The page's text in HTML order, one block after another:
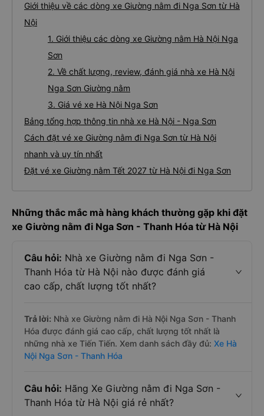
Giới thiệu về các dòng xe Giường nằm đi Nga Sơn từ Hà
Nội
1. Giới thiệu các dòng xe Giường nằm Hà Nội Nga
Sơn
2. Về chất lượng, review, đánh giá nhà xe Hà Nội
Nga Sơn Giường nằm
3. Giá vé xe Hà Nội Nga Sơn
Bảng tổng hợp thông tin nhà xe Hà Nội - Nga Sơn
Cách đặt vé xe Giường nằm đi Nga Sơn từ Hà Nội
nhanh và uy tín nhất
Đặt vé xe Giường nằm Tết 2027 từ Hà Nội đi Nga Sơn
Những thắc mắc mà hàng khách thường gặp khi đặt
xe Giường nằm đi Nga Sơn - Thanh Hóa từ Hà Nội
Câu hỏi: Nhà xe Giường nằm đi Nga Sơn -
Thanh Hóa từ Hà Nội nào được đánh giá
cao cấp, chất lượng tốt nhất?
Trả lời: Nhà xe Giường nằm đi Hà Nội Nga Sơn - Thanh
Hóa được đánh giá cao cấp, chất lượng tốt nhất là
những nhà xe Tiến Tiến. Xem danh sách đầy đủ: Xe Hà
Nội Nga Sơn - Thanh Hóa
Câu hỏi: Hãng Xe Giường nằm đi Nga Sơn -
Thanh Hóa từ Hà Nội giá rẻ nhất?